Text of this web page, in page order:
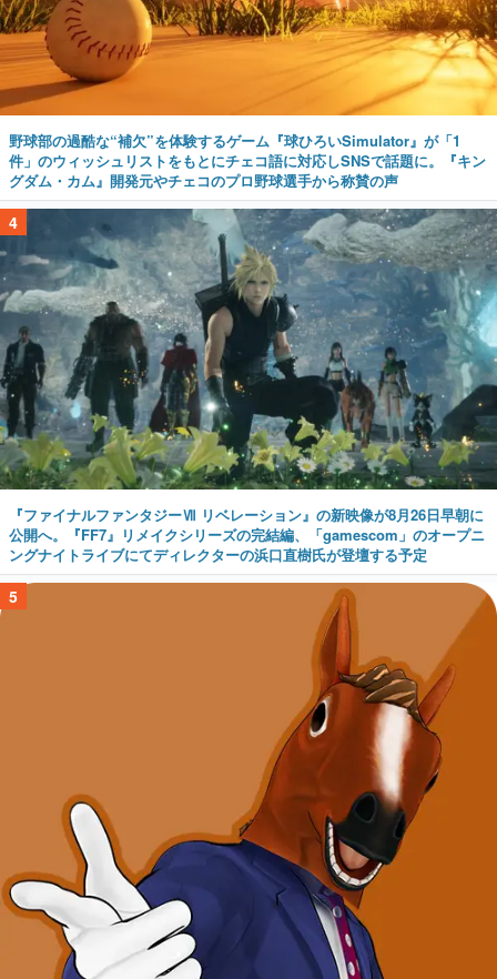
野球部の過酷な“補欠”を体験するゲーム『球ひろいSimulator』が「1
件」のウィッシュリストをもとにチェコ語に対応しSNSで話題に。『キン
グダム・カム』開発元やチェコのプロ野球選手から称賛の声
4
『ファイナルファンタジーⅦ リベレーション』の新映像が8月26日早朝に
公開へ。『FF7』リメイクシリーズの完結編、「gamescom」のオープニ
ングナイトライブにてディレクターの浜口直樹氏が登壇する予定
5